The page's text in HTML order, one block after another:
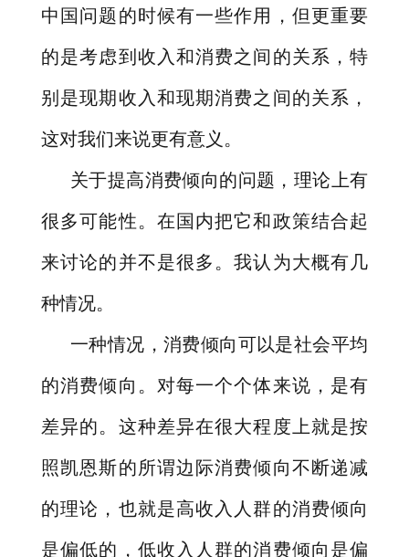
中国问题的时候有一些作用，但更重要
的是考虑到收入和消费之间的关系，特
别是现期收入和现期消费之间的关系，
这对我们来说更有意义。
关于提高消费倾向的问题，理论上有
很多可能性。在国内把它和政策结合起
来讨论的并不是很多。我认为大概有几
种情况。
一种情况，消费倾向可以是社会平均
的消费倾向。对每一个个体来说，是有
差异的。这种差异在很大程度上就是按
照凯恩斯的所谓边际消费倾向不断递减
的理论，也就是高收入人群的消费倾向
是偏低的，低收入人群的消费倾向是偏